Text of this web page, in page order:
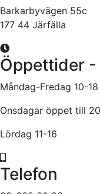
Barkarbyvägen 55c
177 44 Järfälla
Öppettider
Måndag-Fredag 10-18
Onsdagar öppet till 20
Lördag 11-16
Telefon